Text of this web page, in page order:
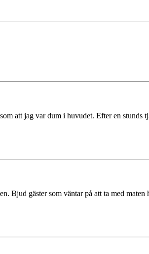
att jag var dum i huvudet. Efter en stunds
Bjud gäster som väntar på att ta med